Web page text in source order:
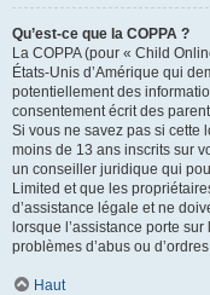
Qu’est-ce que la COPPA ?
La COPPA (pour « Child
États-Unis d’Amérique qui
potentiellement des
consentement écrit des
Si vous ne savez pas si cette
moins de 13 ans inscrits sur
un conseiller juridique qui
Limited et que les
d’assistance légale et ne
lorsque l’assistance porte
problèmes d’abus ou
Haut